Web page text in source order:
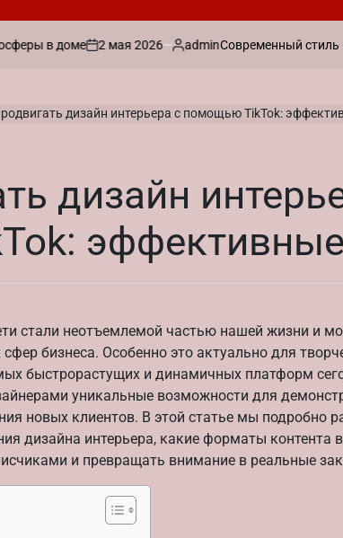
доме
on
2 мая 2026
Запись
adminСовременный стиль в
дизайн интерьера с помощью TikTok:
дизайн
стали неотъемлемой частью нашей жизни и
бизнеса. Особенно это актуально для
быстрорастущих и динамичных платформ
уникальные возможности для
новых клиентов. В этой статье мы подробно
дизайна интерьера, какие форматы контента
и превращать внимание в реальные